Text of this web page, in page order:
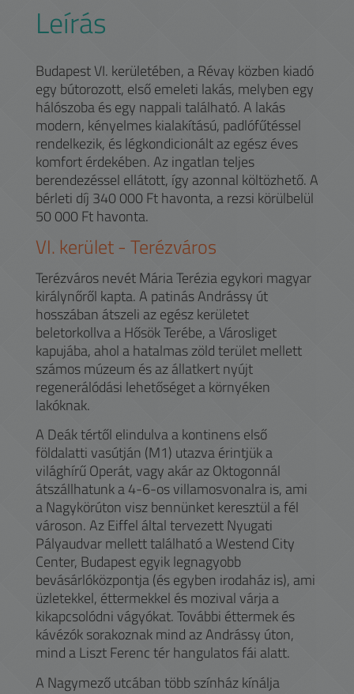
Leírás
Budapest VI. kerületében, a Révay közben kiadó
egy bútorozott, első emeleti lakás, melyben egy
hálószoba és egy nappali található. A lakás
modern, kényelmes kialakítású, padlófűtéssel
rendelkezik, és légkondicionált az egész éves
komfort érdekében. Az ingatlan teljes
berendezéssel ellátott, így azonnal költözhető. A
bérleti díj 340 000 Ft havonta, a rezsi körülbelül
50 000 Ft havonta.
VI. kerület -Terézváros
Terézváros nevét Mária Terézia egykori magyar
királynőről kapta. A patinás Andrássy út
hosszában átszeli az egész kerületet
beletorkollva a Hősök Terébe, a Városliget
kapujába, ahol a hatalmas zöld terület mellett
számos múzeum és az állatkert nyújt
regenerálódási lehetőséget a környéken
lakóknak.
A Deák tértől elindulva a kontinens első
földalatti vasútján (M1) utazva érintjük a
világhírű Operát, vagy akár az Oktogonnál
átszállhatunk a 4-6-os villamosvonalra is, ami
a Nagykörúton visz bennünket keresztül a fél
városon. Az Eiffel által tervezett Nyugati
Pályaudvar mellett található a Westend City
Center, Budapest egyik legnagyobb
bevásárlóközpontja (és egyben irodaház is), ami
üzletekkel, éttermekkel és mozival várja a
kikapcsolódni vágyókat. További éttermek és
kávézók sorakoznak mind az Andrássy úton,
mind a Liszt Ferenc tér hangulatos fái alatt.
A Nagymező utcában több színház kínálja